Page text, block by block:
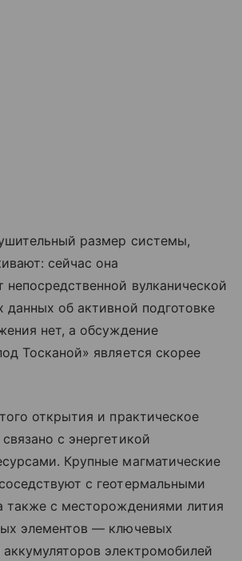
размер системы,
сейчас она
непосредственной вулканической
данных об активной подготовке
нет, а обсуждение
Тосканой» является скорее
открытия и практическое
с энергетикой
Крупные магматические
с геотермальными
также с месторождениями лития
элементов — ключевых
электромобилей